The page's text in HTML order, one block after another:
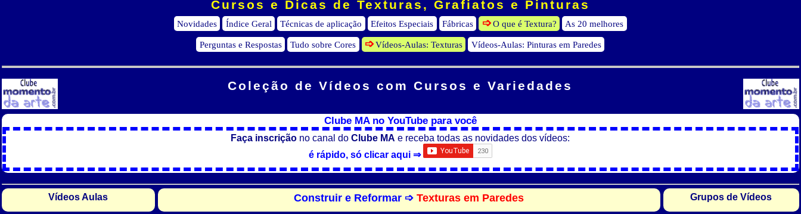
Cursos e Dicas de Texturas, Grafiatos e Pinturas
Novidades Índice Geral Técnicas de aplicação Efeitos Especiais Fábricas O que é Textura? As 20 melhores
Perguntas e Respostas Tudo sobre Cores Vídeos-Aulas: Texturas Vídeos-Aulas: Pinturas em Paredes
Coleção de Vídeos com Cursos e Variedades
Clube MA no YouTube para você
Faça inscrição no canal doClube MA e receba todas as novidades dos vídeos:
é rápido, só clicar aqui ⇒
Vídeos Aulas Construir e Reformar ➩Texturas em Paredes Grupos de Vídeos